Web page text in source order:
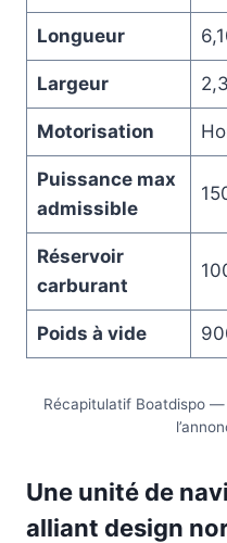
Longueur
Largeur
Motorisation
Puissance max
admissible
Réservoir
carburant
Poids à vide
Récapitulatif Boatdispo —
Une unité de
alliant design